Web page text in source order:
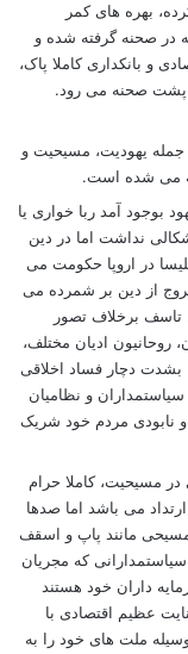
بهره های کمر
صحنه گرفته شده و
و بانکداری کاملا پاک،
پشت صحنه می رود.
جمله یهودیت، مسيحيت و
می شده است.
بوجود آمد ربا خواری یا
نداشت اما در دین
در اروپا حکومت می
از دین بر شمرده می
برخلاف تصور
روحانيون ادیان مختلف،
بشدت دچار فساد اخلاقی
و نظاميان
نابودی مردم خود شریک
در مسيحيت، کاملا حرام
می باشد اما صدها
مانند پاپ و اسقف
که مجریان
داران خود هستند
عظيم اقتصادی با
ملت های خود را به